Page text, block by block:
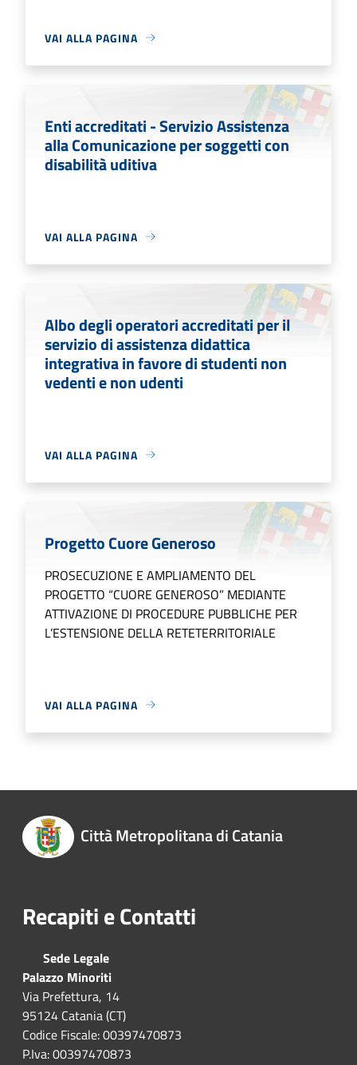
VAI ALLA PAGINA
Enti accreditati - Servizio Assistenza
alla Comunicazione per soggetti con
disabilità uditiva
VAI ALLA PAGINA
Albo degli operatori accreditati per il
servizio di assistenza didattica
integrativa in favore di studenti non
vedenti e non udenti
VAI ALLA PAGINA
Progetto Cuore Generoso
PROSECUZIONE E AMPLIAMENTO DEL
PROGETTO “CUORE GENEROSO” MEDIANTE
ATTIVAZIONE DI PROCEDURE PUBBLICHE PER
L’ESTENSIONE DELLA RETETERRITORIALE
VAI ALLA PAGINA
Città Metropolitana di Catania
Recapiti e Contatti
Sede Legale
Palazzo Minoriti
Via Prefettura, 14
95124 Catania (CT)
Codice Fiscale: 00397470873
P.Iva: 00397470873